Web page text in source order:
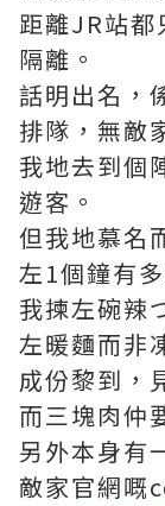
距離JR站都
隔離。
話明出名，
排隊，無敵
我地去到個
遊客。
但我地慕名
左1個鐘有
我揀左碗辣
左暖麵而非
成份黎到，
而三塊肉仲
另外本身有
敵家官網嘅